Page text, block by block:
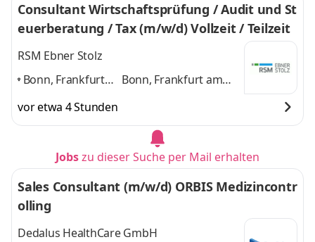
Consultant Wirtschaftsprüfung / Audit und St
euerberatung / Tax (m/w/d) Vollzeit / Teilzeit
RSM Ebner Stolz
Bonn, Frankfurt
Reutlingen,
Siegen, Stuttgart,
Bonn, Frankfurt am
weitere
vor etwa 4 Stunden
Jobszu dieser Suche per Mail erhalten
Sales Consultant (m/w/d) ORBIS Medizincontr
olling
Dedalus HealthCare GmbH